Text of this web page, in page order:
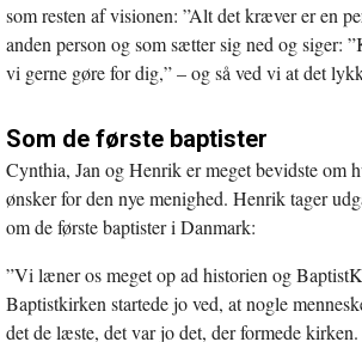
som resten af visionen: ”Alt det kræver er en
anden person og som sætter sig ned og siger:
vi gerne gøre for dig,” – og så ved vi at det
Som de første baptister
Cynthia, Jan og Henrik er meget bevidste om
ønsker for den nye menighed. Henrik tager
om de første baptister i Danmark:
”Vi læner os meget op ad historien og
Baptistkirken startede jo ved, at nogle
det de læste, det var jo det, der formede